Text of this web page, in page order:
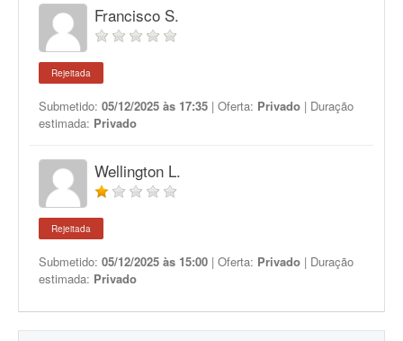
Francisco S.
Rejeitada
Submetido: 05/12/2025 às 17:35 | Oferta: Privado | Duração
estimada: Privado
Wellington L.
Rejeitada
Submetido: 05/12/2025 às 15:00 | Oferta: Privado | Duração
estimada: Privado